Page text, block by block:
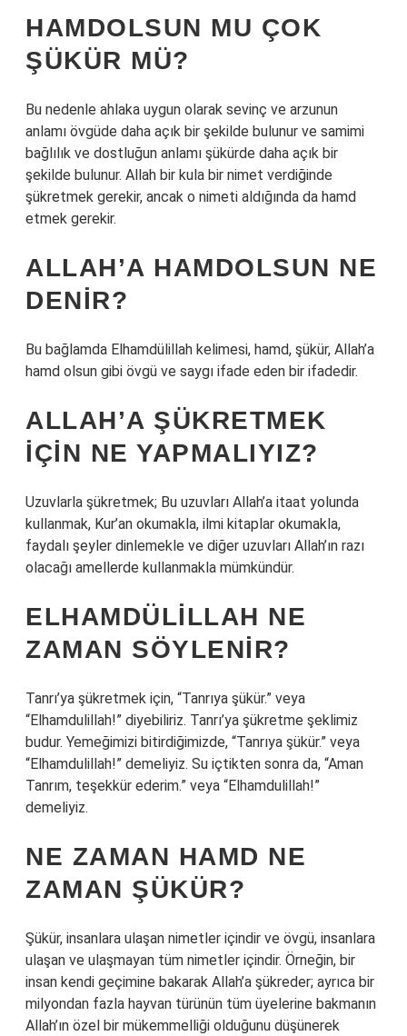
HAMDOLSUN MU ÇOK
ŞÜKÜR MÜ?
Bu nedenle ahlaka uygun olarak sevinç ve arzunun
anlamı övgüde daha açık bir şekilde bulunur ve samimi
bağlılık ve dostluğun anlamı şükürde daha açık bir
şekilde bulunur. Allah bir kula bir nimet verdiğinde
şükretmek gerekir, ancak o nimeti aldığında da hamd
etmek gerekir.
ALLAH’A HAMDOLSUN NE
DENIR?
Bu bağlamda Elhamdülillah kelimesi, hamd, şükür, Allah’a
hamd olsun gibi övgü ve saygı ifade eden bir ifadedir.
ALLAH’A ŞÜKRETMEK
IÇIN NE YAPMALIYIZ?
Uzuvlarla şükretmek; Bu uzuvları Allah’a itaat yolunda
kullanmak, Kur’an okumakla, ilmi kitaplar okumakla,
faydalı şeyler dinlemekle ve diğer uzuvları Allah’ın razı
olacağı amellerde kullanmakla mümkündür.
ELHAMDÜLILLAH NE
ZAMAN SÖYLENIR?
Tanrı’ya şükretmek için, “Tanrıya şükür.” veya
“Elhamdulillah!” diyebiliriz. Tanrı’ya şükretme şeklimiz
budur. Yemeğimizi bitirdiğimizde, “Tanrıya şükür.” veya
“Elhamdulillah!” demeliyiz. Su içtikten sonra da, “Aman
Tanrım, teşekkür ederim.” veya “Elhamdulillah!”
demeliyiz.
NE ZAMAN HAMD NE
ZAMAN ŞÜKÜR?
Şükür, insanlara ulaşan nimetler içindir ve övgü, insanlara
ulaşan ve ulaşmayan tüm nimetler içindir. Örneğin, bir
insan kendi geçimine bakarak Allah’a şükreder; ayrıca bir
milyondan fazla hayvan türünün tüm üyelerine bakmanın
Allah’ın özel bir mükemmelliği olduğunu düşünerek